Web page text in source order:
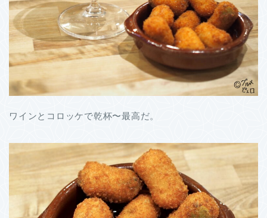
ワインとコロッケで乾杯〜最高だ。